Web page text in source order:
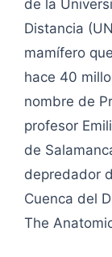
de la
Distancia
mamífero
hace 40
nombre de
profesor
de
depredador
Cuenca del
The